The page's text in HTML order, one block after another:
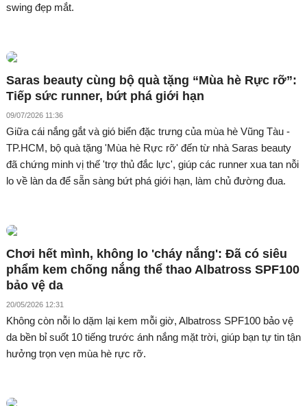
swing đẹp mắt.
Saras beauty cùng bộ quà tặng “Mùa hè Rực rỡ”:
Tiếp sức runner, bứt phá giới hạn
09/07/2026 11:36
Giữa cái nắng gắt và gió biển đặc trưng của mùa hè Vũng Tàu -
TP.HCM, bộ quà tặng 'Mùa hè Rực rỡ' đến từ nhà Saras beauty
đã chứng minh vị thế 'trợ thủ đắc lực', giúp các runner xua tan nỗi
lo về làn da để sẵn sàng bứt phá giới hạn, làm chủ đường đua.
Chơi hết mình, không lo 'cháy nắng': Đã có siêu
phẩm kem chống nắng thể thao Albatross SPF100
bảo vệ da
20/05/2026 12:31
Không còn nỗi lo dặm lại kem mỗi giờ, Albatross SPF100 bảo vệ
da bền bỉ suốt 10 tiếng trước ánh nắng mặt trời, giúp bạn tự tin tận
hưởng trọn vẹn mùa hè rực rỡ.